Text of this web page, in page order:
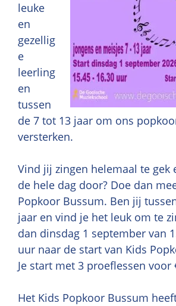
leuke
en
gezellig
e
leerling
en
tussen
de 7 tot 13 jaar om ons
versterken.
Vind jij zingen helemaal te gek
de hele dag door? Doe dan
Popkoor Bussum. Ben jij
jaar en vind je het leuk om te
dan dinsdag 1 september van
uur naar de start van Kids
Je start met 3 proeflessen voor
Het Kids Popkoor Bussum